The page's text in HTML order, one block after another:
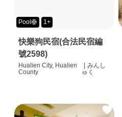
Pool🛟 1+
快樂狗民宿(合法民宿編
號2598)
Hualien City, Hualien
County
みんし
ゅく